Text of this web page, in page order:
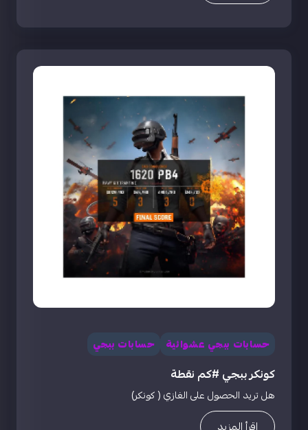
حسابات ببجي عشوائية حسابات ببجي
كونكر ببجي #كم نقطة
هل تريد الحصول على الغازي ( كونكر)